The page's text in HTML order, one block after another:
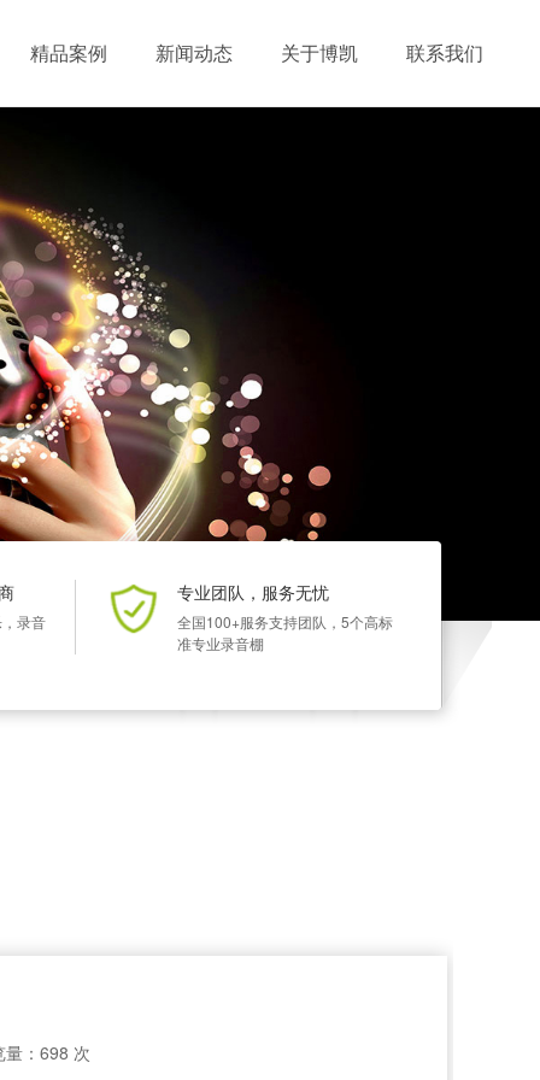
精品案例 新闻动态 关于博凯 联系我们
录音
专业团队，服务无忧
全国100+服务支持团队，5个高标
准专业录音棚
量：698 次